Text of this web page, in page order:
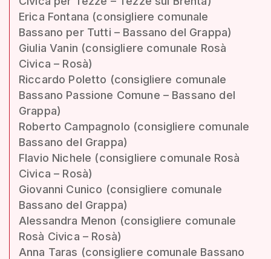
Erica Fontana (consigliere comunale
Bassano per Tutti – Bassano del Grappa)
Giulia Vanin (consigliere comunale Rosà
Civica – Rosà)
Riccardo Poletto (consigliere comunale
Bassano Passione Comune – Bassano del
Grappa)
Roberto Campagnolo (consigliere comunale
Bassano del Grappa)
Flavio Nichele (consigliere comunale Rosà
Civica – Rosà)
Giovanni Cunico (consigliere comunale
Bassano del Grappa)
Alessandra Menon (consigliere comunale
Rosà Civica – Rosà)
Anna Taras (consigliere comunale Bassano